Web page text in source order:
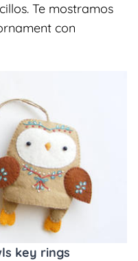
Te mostramos
con
key rings